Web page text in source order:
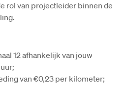
rol van projectleider binnen de
12 afhankelijk van jouw
van €0,23 per kilometer;